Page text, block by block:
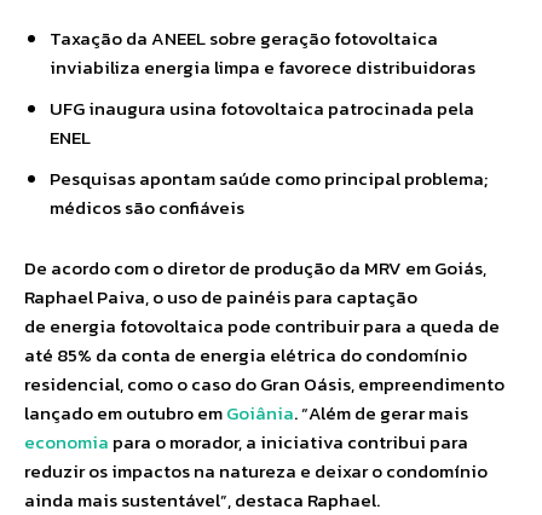
Taxação da ANEEL sobre geração fotovoltaica
inviabiliza energia limpa e favorece distribuidoras
UFG inaugura usina fotovoltaica patrocinada pela
ENEL
Pesquisas apontam saúde como principal problema;
médicos são confiáveis
De acordo com o diretor de produção da MRV em Goiás,
Raphael Paiva, o uso de painéis para captação
de energia fotovoltaica pode contribuir para a queda de
até 85% da conta de energia elétrica do condomínio
residencial, como o caso do Gran Oásis, empreendimento
lançado em outubro emGoiânia. “Além de gerar mais
economia para o morador, a iniciativa contribui para
reduzir os impactos na natureza e deixar o condomínio
ainda mais sustentável”, destaca Raphael.